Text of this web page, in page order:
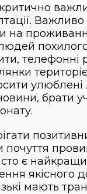
критично
на
похилого
телефонні
улюблені
брати
почуття
є
якісного
мають